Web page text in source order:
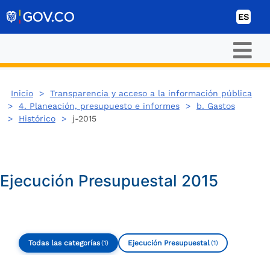
ES
Inicio> Transparencia y acceso a la información pública
> 4. Planeación, presupuesto e informes> b. Gastos
> Histórico> j-2015
Ejecución Presupuestal 2015
Todas las categorías(1) Ejecución Presupuestal(1)